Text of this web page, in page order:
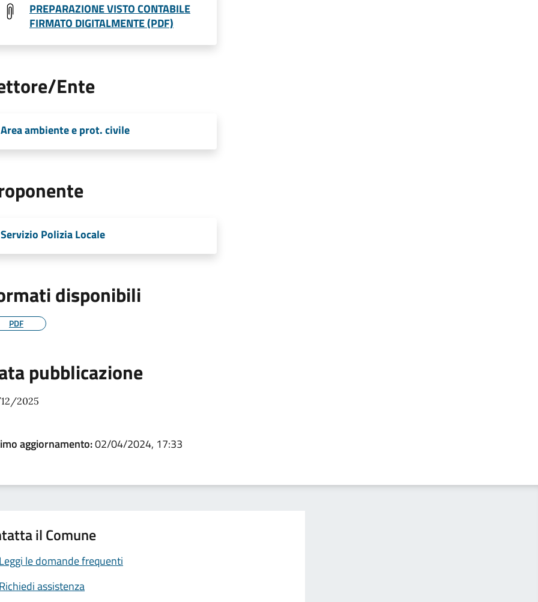
PREPARAZIONE VISTO CONTABILE
FIRMATO DIGITALMENTE (PDF)
Ente
Area ambiente e prot. civile
Servizio Polizia Locale
disponibili
PDF
pubblicazione
2025
aggiornamento:02/04/2024, 17:33
il Comune
le domande frequenti
assistenza